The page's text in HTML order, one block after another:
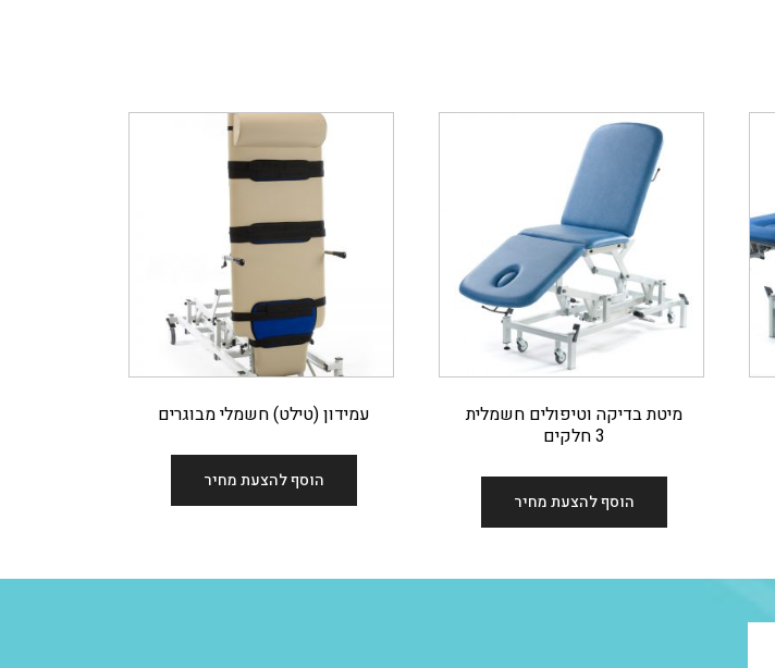
מיטת בדיקה וטיפולים חשמלית
3 חלקים
הוסף להצעת מחיר
עמידון (טילט) חשמלי מבוגרים
הוסף להצעת מחיר